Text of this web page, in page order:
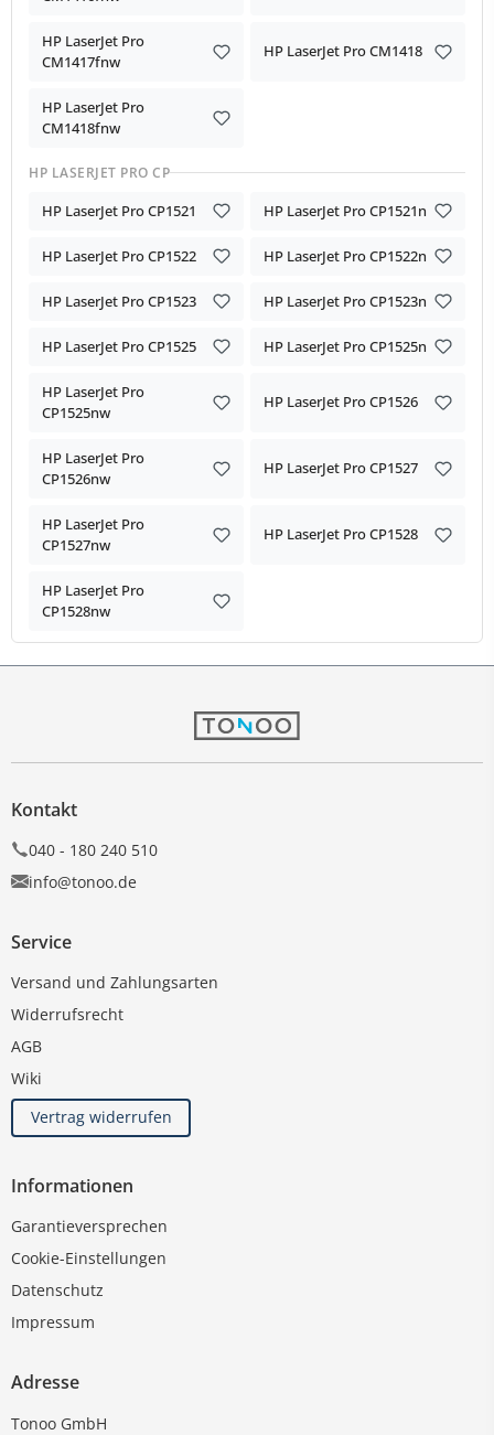
HP LaserJet Pro
CM1417fnw
HP LaserJet Pro CM1418
HP LaserJet Pro
CM1418fnw
HP LASERJET PRO CP
HP LaserJet Pro CP1521 HP LaserJet Pro CP1521n
HP LaserJet Pro CP1522 HP LaserJet Pro CP1522n
HP LaserJet Pro CP1523 HP LaserJet Pro CP1523n
HP LaserJet Pro CP1525 HP LaserJet Pro CP1525n
HP LaserJet Pro
CP1525nw
HP LaserJet Pro CP1526
HP LaserJet Pro
CP1526nw
HP LaserJet Pro CP1527
HP LaserJet Pro
CP1527nw
HP LaserJet Pro CP1528
HP LaserJet Pro
CP1528nw
Kontakt
040 - 180 240 510
info@tonoo.de
Service
Versand und Zahlungsarten
Widerrufsrecht
AGB
Wiki
Vertrag widerrufen
Informationen
Garantieversprechen
Cookie-Einstellungen
Datenschutz
Impressum
Adresse
Tonoo GmbH